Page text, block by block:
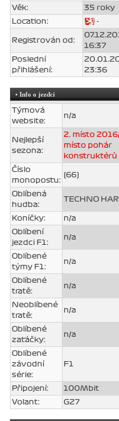
Věk:
35 roky
Location:
-
Registrován od:
16:37
Poslední
přihlášení:
23:36
• Info o jezdci
Týmová
website:
n/a
Nejlepší
sezona:
2. místo
místo pohár
konstruktérů
Číslo
monopostu:
(66)
Oblíbená
hudba:
TECHNO
Koníčky:
n/a
Oblíbení
jezdci F1:
n/a
Oblíbené
týmy F1:
n/a
Oblíbené
tratě:
n/a
Neoblíbené
tratě:
n/a
Oblíbené
zatáčky:
n/a
Oblíbené
závodní
série:
F1
Připojení:
100Mbit
Volant:
G27